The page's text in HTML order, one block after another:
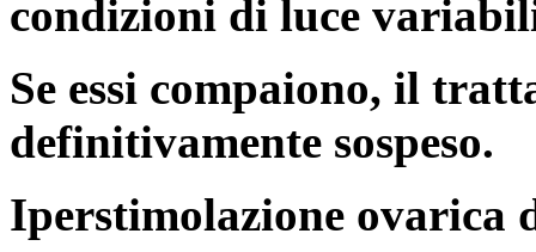
condizioni di luce
Se essi compaiono, il
definitivamente sospeso.
Iperstimolazione ovarica